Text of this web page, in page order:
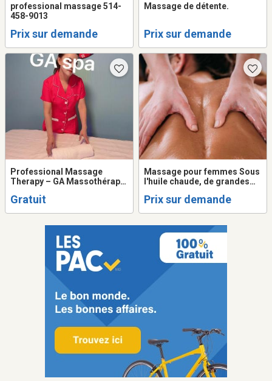
professional massage 514-
458-9013
Prix sur demande
Massage de détente.
Prix sur demande
Professional Massage
Therapy – GA Massothérapie
Gratuit
Massage pour femmes Sous
l'huile chaude, de grandes
diffusent une chaleur
californien e
Prix sur demande